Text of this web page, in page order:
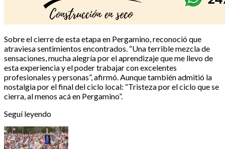
Sobre el cierre de esta etapa en Pergamino, reconoció que
atraviesa sentimientos encontrados. “Una terrible mezcla de
sensaciones, mucha alegría por el aprendizaje que me llevo de
esta experiencia y el poder trabajar con excelentes
profesionales y personas”, afirmó. Aunque también admitió la
nostalgia por el final del ciclo local: “Tristeza por el ciclo que se
cierra, al menos acá en Pergamino”.
Seguí leyendo